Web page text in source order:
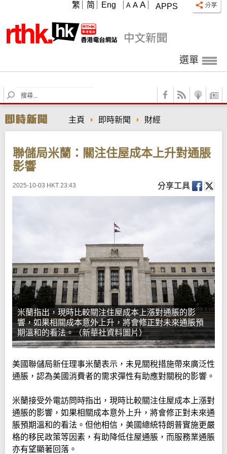
APPS
A A A
繁 简 Eng
選單
S
e
r
c
主頁 即時新聞 財經
聯儲局米蘭：關注住屋成本上升對通脹
影響
2025-10-03 HKT 23:43 分享工具
米蘭指出，現時比較關注住屋成本上漲對通脹的影
響，如果相關成本意外上升，將會修正對未來通脹預
期溫和的看法。（新華社資料圖片）
美國聯儲局新任理事米蘭表示，未見關稅措施帶來廣泛性
通脹，認為美國消費者的需求彈性有助應對關稅的影響。
米蘭接受外電訪問時指出，現時比較關注住屋成本上漲對
通脹的影響，如果相關成本意外上升，將會修正對未來通
脹預期溫和的看法。但他相信，美國總統特朗普實施更嚴
格的移民政策等因素，有助降低住屋通脹，而服務業通脹
亦有望顯著回落。